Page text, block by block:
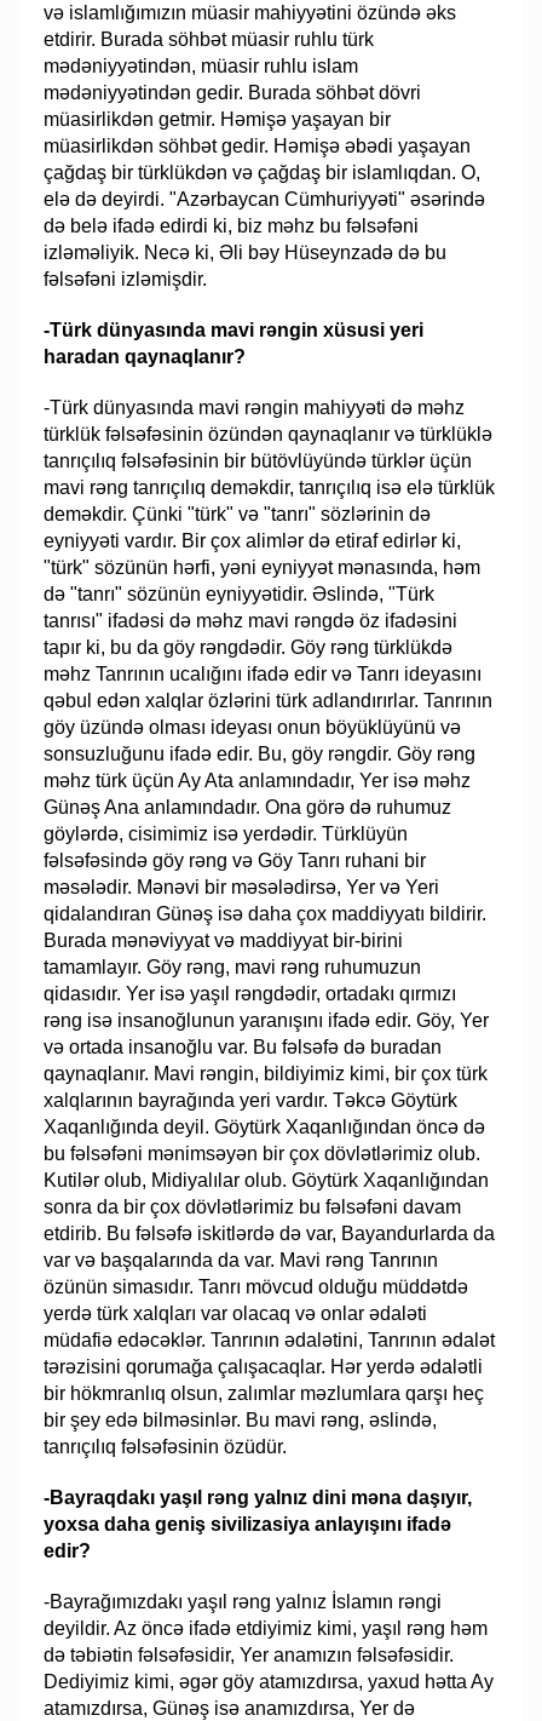
və islamlığımızın müasir mahiyyətini özündə əks
etdirir. Burada söhbət müasir ruhlu türk
mədəniyyətindən, müasir ruhlu islam
mədəniyyətindən gedir. Burada söhbət dövri
müasirlikdən getmir. Həmişə yaşayan bir
müasirlikdən söhbət gedir. Həmişə əbədi yaşayan
çağdaş bir türklükdən və çağdaş bir islamlıqdan. O,
elə də deyirdi. "Azərbaycan Cümhuriyyəti" əsərində
də belə ifadə edirdi ki, biz məhz bu fəlsəfəni
izləməliyik. Necə ki, Əli bəy Hüseynzadə də bu
fəlsəfəni izləmişdir.
-Türk dünyasında mavi rəngin xüsusi yeri
haradan qaynaqlanır?
-Türk dünyasında mavi rəngin mahiyyəti də məhz
türklük fəlsəfəsinin özündən qaynaqlanır və türklüklə
tanrıçılıq fəlsəfəsinin bir bütövlüyündə türklər üçün
mavi rəng tanrıçılıq deməkdir, tanrıçılıq isə elə türklük
deməkdir. Çünki "türk" və "tanrı" sözlərinin də
eyniyyəti vardır. Bir çox alimlər də etiraf edirlər ki,
"türk" sözünün hərfi, yəni eyniyyət mənasında, həm
də "tanrı" sözünün eyniyyətidir. Əslində, "Türk
tanrısı" ifadəsi də məhz mavi rəngdə öz ifadəsini
tapır ki, bu da göy rəngdədir. Göy rəng türklükdə
məhz Tanrının ucalığını ifadə edir və Tanrı ideyasını
qəbul edən xalqlar özlərini türk adlandırırlar. Tanrının
göy üzündə olması ideyası onun böyüklüyünü və
sonsuzluğunu ifadə edir. Bu, göy rəngdir. Göy rəng
məhz türk üçün Ay Ata anlamındadır, Yer isə məhz
Günəş Ana anlamındadır. Ona görə də ruhumuz
göylərdə, cisimimiz isə yerdədir. Türklüyün
fəlsəfəsində göy rəng və Göy Tanrı ruhani bir
məsələdir. Mənəvi bir məsələdirsə, Yer və Yeri
qidalandıran Günəş isə daha çox maddiyyatı bildirir.
Burada mənəviyyat və maddiyyat bir-birini
tamamlayır. Göy rəng, mavi rəng ruhumuzun
qidasıdır. Yer isə yaşıl rəngdədir, ortadakı qırmızı
rəng isə insanoğlunun yaranışını ifadə edir. Göy, Yer
və ortada insanoğlu var. Bu fəlsəfə də buradan
qaynaqlanır. Mavi rəngin, bildiyimiz kimi, bir çox türk
xalqlarının bayrağında yeri vardır. Təkcə Göytürk
Xaqanlığında deyil. Göytürk Xaqanlığından öncə də
bu fəlsəfəni mənimsəyən bir çox dövlətlərimiz olub.
Kutilər olub, Midiyalılar olub. Göytürk Xaqanlığından
sonra da bir çox dövlətlərimiz bu fəlsəfəni davam
etdirib. Bu fəlsəfə iskitlərdə də var, Bayandurlarda da
var və başqalarında da var. Mavi rəng Tanrının
özünün simasıdır. Tanrı mövcud olduğu müddətdə
yerdə türk xalqları var olacaq və onlar ədaləti
müdafiə edəcəklər. Tanrının ədalətini, Tanrının ədalət
tərəzisini qorumağa çalışacaqlar. Hər yerdə ədalətli
bir hökmranlıq olsun, zalımlar məzlumlara qarşı heç
bir şey edə bilməsinlər. Bu mavi rəng, əslində,
tanrıçılıq fəlsəfəsinin özüdür.
-Bayraqdakı yaşıl rəng yalnız dini məna daşıyır,
yoxsa daha geniş sivilizasiya anlayışını ifadə
edir?
-Bayrağımızdakı yaşıl rəng yalnız İslamın rəngi
deyildir. Az öncə ifadə etdiyimiz kimi, yaşıl rəng həm
də təbiətin fəlsəfəsidir, Yer anamızın fəlsəfəsidir.
Dediyimiz kimi, əgər göy atamızdırsa, yaxud hətta Ay
atamızdırsa, Günəş isə anamızdırsa, Yer də